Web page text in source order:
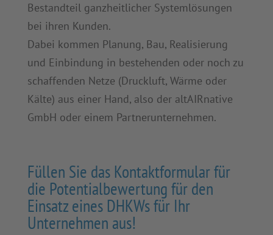
Bestandteil ganzheitlicher Systemlösungen
bei ihren Kunden.
Dabei kommen Planung, Bau, Realisierung
und Einbindung in bestehenden oder noch zu
schaffenden Netze (Druckluft, Wärme oder
Kälte) aus einer Hand, also der altAIRnative
GmbH oder einem Partnerunternehmen.
Füllen Sie das Kontaktformular für
die Potentialbewertung für den
Einsatz eines DHKWs für Ihr
Unternehmen aus!